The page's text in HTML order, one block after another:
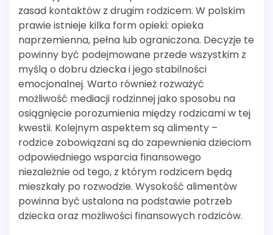
zasad kontaktów z drugim rodzicem. W polskim
prawie istnieje kilka form opieki: opieka
naprzemienna, pełna lub ograniczona. Decyzje te
powinny być podejmowane przede wszystkim z
myślą o dobru dziecka i jego stabilności
emocjonalnej. Warto również rozważyć
możliwość mediacji rodzinnej jako sposobu na
osiągnięcie porozumienia między rodzicami w tej
kwestii. Kolejnym aspektem są alimenty –
rodzice zobowiązani są do zapewnienia dzieciom
odpowiedniego wsparcia finansowego
niezależnie od tego, z którym rodzicem będą
mieszkały po rozwodzie. Wysokość alimentów
powinna być ustalona na podstawie potrzeb
dziecka oraz możliwości finansowych rodziców.